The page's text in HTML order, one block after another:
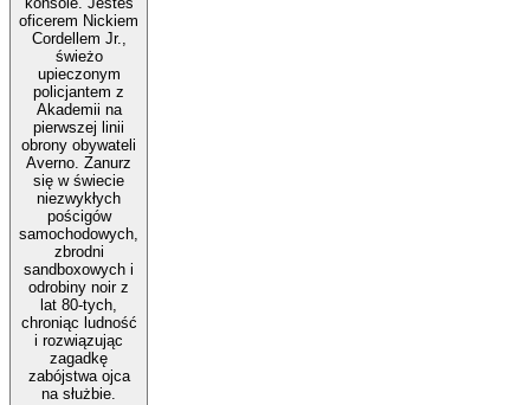
oficerem Nickiem
Cordellem Jr.,
świeżo
upieczonym
policjantem z
Akademii na
pierwszej linii
obrony obywateli
Averno. Zanurz
się w świecie
niezwykłych
pościgów
samochodowych,
zbrodni
sandboxowych i
odrobiny noir z
lat 80-tych,
chroniąc ludność
i rozwiązując
zagadkę
zabójstwa ojca
na służbie.